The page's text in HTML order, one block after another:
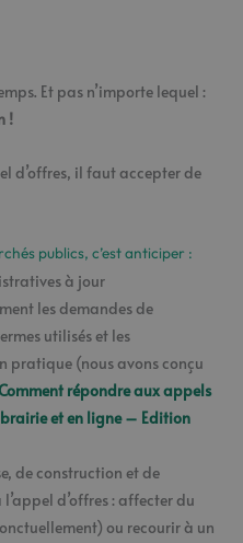
Et pas n’importe lequel :
!
d’offres, il faut accepter de
publics, c’est anticiper :
à jour
les demandes de
utilisés et les
pratique (nous avons conçu
répondre aux appels
et en ligne – Edition
de construction et de
d’offres : affecter du
ou recourir à un